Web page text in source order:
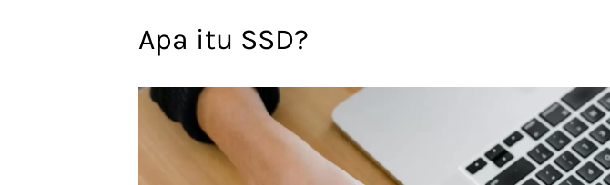
Apa itu SSD?